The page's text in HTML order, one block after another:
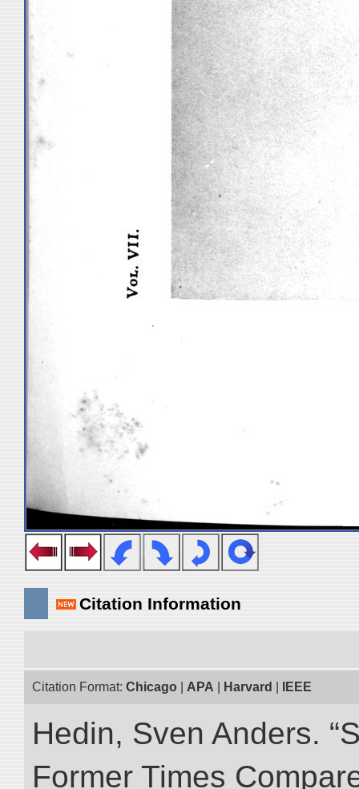
Citation Information
Citation Format: Chicago APA Harvard IEEE
Hedin, Sven Anders.
Former Times